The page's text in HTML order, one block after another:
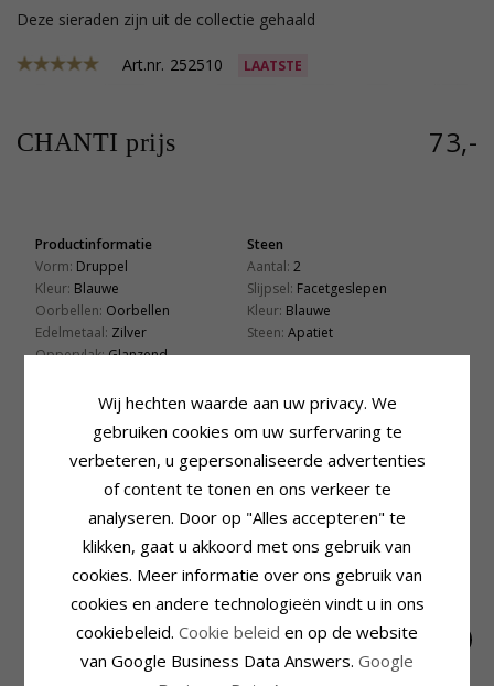
Deze sieraden zijn uit de collectie gehaald
Art.nr. 252510 LAATSTE
CHANTI prijs 73,-
Productinformatie
Vorm: Druppel
Kleur: Blauwe
Oorbellen: Oorbellen
Edelmetaal: Zilver
Oppervlak:Glanzend
Steen
Aantal: 2
Slijpsel: Facetgeslepen
Kleur: Blauwe
Steen: Apatiet
Breedte: 15,0 mm
Levertijd: 4-5 Weekdagen
GERELATEERDE PRODUCTEN
Wij hechten waarde aan uw privacy. We
gebruiken cookies om uw surfervaring te
verbeteren, u gepersonaliseerde advertenties
of content te tonen en ons verkeer te
analyseren. Door op "Alles accepteren" te
klikken, gaat u akkoord met ons gebruik van
cookies. Meer informatie over ons gebruik van
cookies en andere technologieën vindt u in ons
cookiebeleid. Cookie beleid en op de website
van Google Business Data Answers. Google